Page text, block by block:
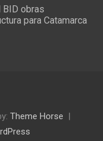
BID obras
para Catamarca
Theme Horse